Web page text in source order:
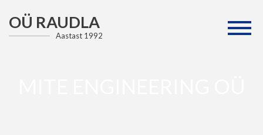
OÜ RAUDLA
Aastast 1992